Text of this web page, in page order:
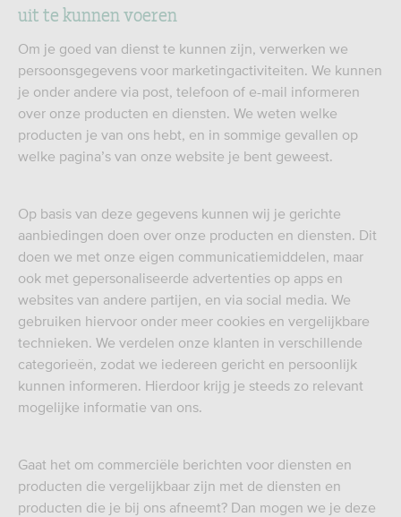
uit te kunnen voeren
Om je goed van dienst te kunnen zijn, verwerken we
persoonsgegevens voor marketingactiviteiten. We kunnen
je onder andere via post, telefoon of e-mail informeren
over onze producten en diensten. We weten welke
producten je van ons hebt, en in sommige gevallen op
welke pagina’s van onze website je bent geweest.
Op basis van deze gegevens kunnen wij je gerichte
aanbiedingen doen over onze producten en diensten. Dit
doen we met onze eigen communicatiemiddelen, maar
ook met gepersonaliseerde advertenties op apps en
websites van andere partijen, en via social media. We
gebruiken hiervoor onder meer cookies en vergelijkbare
technieken. We verdelen onze klanten in verschillende
categorieën, zodat we iedereen gericht en persoonlijk
kunnen informeren. Hierdoor krijg je steeds zo relevant
mogelijke informatie van ons.
Gaat het om commerciële berichten voor diensten en
producten die vergelijkbaar zijn met de diensten en
producten die je bij ons afneemt? Dan mogen we je deze